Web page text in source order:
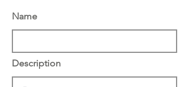
Name
Description